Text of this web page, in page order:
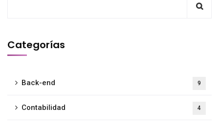
Categorías
Back-end 9
Contabilidad 4